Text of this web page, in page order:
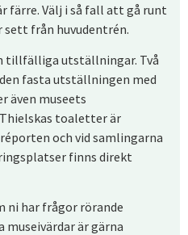
färre. Välj i så fall att gå runt
från huvudentrén.
tillfälliga utställningar. Två
fasta utställningen med
även museets
toaletter är
och vid samlingarna
finns direkt
ni har frågor rörande
är gärna